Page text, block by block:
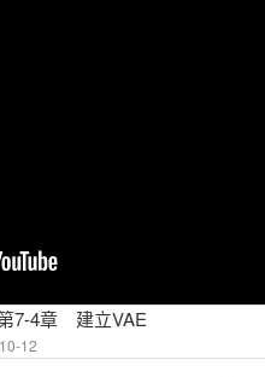
7-4章 建立VAE
12